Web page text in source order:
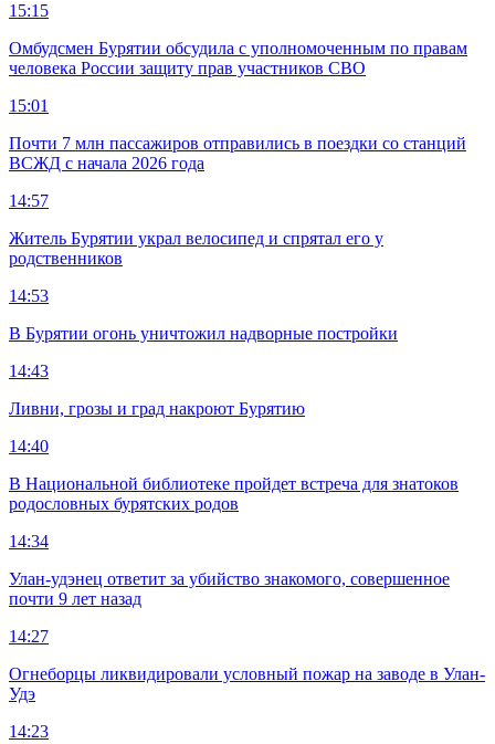
15:15
Омбудсмен Бурятии обсудила с уполномоченным по правам
человека России защиту прав участников СВО
15:01
Почти 7 млн пассажиров отправились в поездки со станций
ВСЖД с начала 2026 года
14:57
Житель Бурятии украл велосипед и спрятал его у
родственников
14:53
В Бурятии огонь уничтожил надворные постройки
14:43
Ливни, грозы и град накроют Бурятию
14:40
В Национальной библиотеке пройдет встреча для знатоков
родословных бурятских родов
14:34
Улан-удэнец ответит за убийство знакомого, совершенное
почти 9 лет назад
14:27
Огнеборцы ликвидировали условный пожар на заводе в Улан-
Удэ
14:23